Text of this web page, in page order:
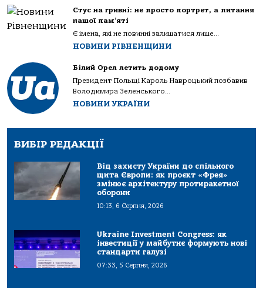
Стус на гривні: не просто портрет, а питання
нашої пам’яті
Є імена, які не повинні залишатися лише...
НОВИНИ РІВНЕНЩИНИ
Білий Орел летить додому
Президент Польщі Кароль Навроцький позбавив
Володимира Зеленського...
НОВИНИ УКРАЇНИ
ВИБІР РЕДАКЦІЇ
Від захисту України до спільного
щита Європи: як проєкт «Фрея»
змінює архітектуру протиракетної
оборони
10:13, 6 Серпня, 2026
Ukraine Investment Congress: як
інвестиції у майбутнє формують нові
стандарти галузі
07:33, 5 Серпня, 2026